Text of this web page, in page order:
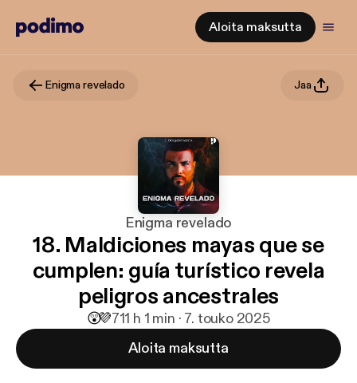
Aloita maksutta
Enigma revelado Jaa
Enigma revelado
18. Maldiciones mayas que se
cumplen: guía turístico revela
peligros ancestrales
😲💜711 h 1 min · 7. touko 2025
Aloita maksutta